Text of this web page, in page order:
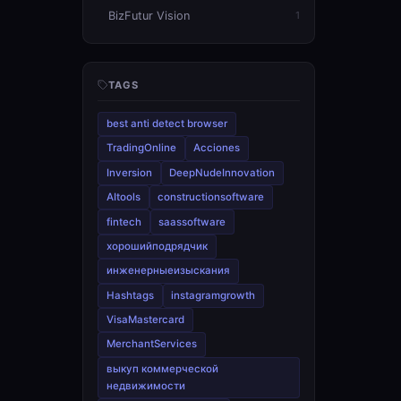
BizFutur Vision 1
TAGS
best anti detect browser
TradingOnline
Acciones
Inversion
DeepNudeInnovation
AItools
constructionsoftware
fintech
saassoftware
хорошийподрядчик
инженерныеизыскания
Hashtags
instagramgrowth
VisaMastercard
MerchantServices
выкуп коммерческой
недвижимости